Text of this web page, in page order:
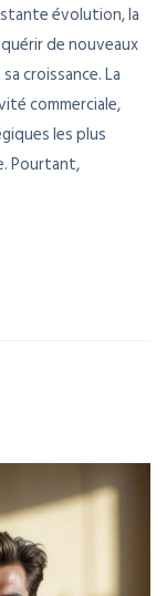
évolution, la
de nouveaux
croissance. La
commerciale,
les plus
Pourtant,